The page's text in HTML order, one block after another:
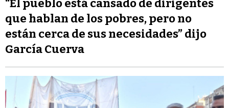
“El pueblo está cansado de dirigentes
que hablan de los pobres, pero no
están cerca de sus necesidades” dijo
García Cuerva